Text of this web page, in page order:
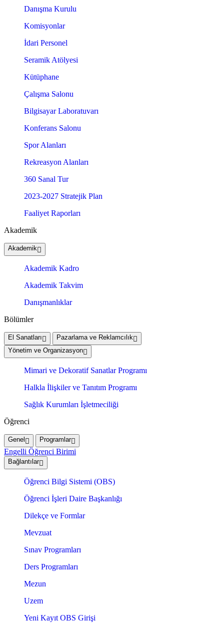
Danışma Kurulu
Komisyonlar
İdari Personel
Seramik Atölyesi
Kütüphane
Çalışma Salonu
Bilgisayar Laboratuvarı
Konferans Salonu
Spor Alanları
Rekreasyon Alanları
360 Sanal Tur
2023-2027 Stratejik Plan
Faaliyet Raporları
Akademik
Akademik
Akademik Kadro
Akademik Takvim
Danışmanlıklar
Bölümler
El Sanatları
Pazarlama ve Reklamcılık
Yönetim ve Organizasyon
Mimari ve Dekoratif Sanatlar Programı
Halkla İlişkiler ve Tanıtım Programı
Sağlık Kurumları İşletmeciliği
Öğrenci
Genel Programlar
Engelli Öğrenci Birimi
Bağlantılar
Öğrenci Bilgi Sistemi (OBS)
Öğrenci İşleri Daire Başkanlığı
Dilekçe ve Formlar
Mevzuat
Sınav Programları
Ders Programları
Mezun
Uzem
Yeni Kayıt OBS Girişi